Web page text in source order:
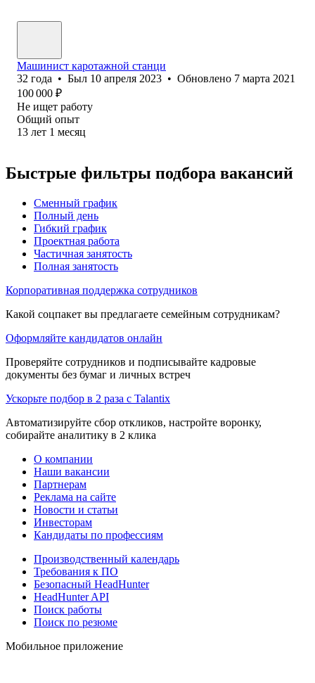
Машинист каротажной станци
32 года • Был 10 апреля 2023 • Обновлено 7 марта 2021
100 000 ₽
Не ищет работу
Общий опыт
13 лет 1 месяц
Быстрые фильтры подбора вакансий
Сменный график
Полный день
Гибкий график
Проектная работа
Частичная занятость
Полная занятость
Корпоративная поддержка сотрудников
Какой соцпакет вы предлагаете семейным сотрудникам?
Оформляйте кандидатов онлайн
Проверяйте сотрудников и подписывайте кадровые
документы без бумаг и личных встреч
Ускорьте подбор в 2 раза с Talantix
Автоматизируйте сбор откликов, настройте воронку,
собирайте аналитику в 2 клика
О компании
Наши вакансии
Партнерам
Реклама на сайте
Новости и статьи
Инвесторам
Кандидаты по профессиям
Производственный календарь
Требования к ПО
Безопасный HeadHunter
HeadHunter API
Поиск работы
Поиск по резюме
Мобильное приложение